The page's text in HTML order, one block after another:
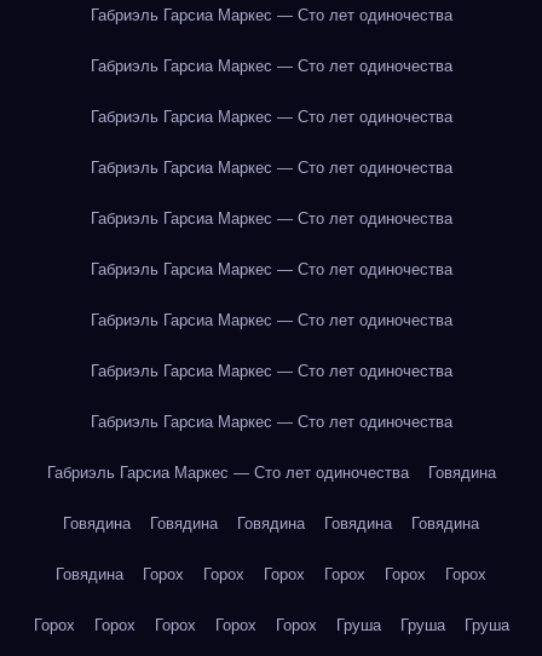
Габриэль Гарсиа Маркес — Сто лет одиночества
Габриэль Гарсиа Маркес — Сто лет одиночества
Габриэль Гарсиа Маркес — Сто лет одиночества
Габриэль Гарсиа Маркес — Сто лет одиночества
Габриэль Гарсиа Маркес — Сто лет одиночества
Габриэль Гарсиа Маркес — Сто лет одиночества
Габриэль Гарсиа Маркес — Сто лет одиночества
Габриэль Гарсиа Маркес — Сто лет одиночества
Габриэль Гарсиа Маркес — Сто лет одиночества
Габриэль Гарсиа Маркес — Сто лет одиночества Говядина
Говядина Говядина Говядина Говядина Говядина
Говядина Горох Горох Горох Горох Горох Горох
Горох Горох Горох Горох Горох Груша Груша Груша